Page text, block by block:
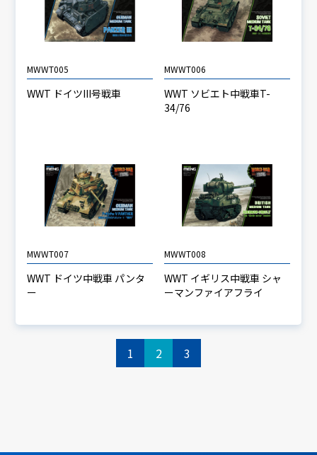
MWWT005
WWT ドイツIII号戦車
MWWT006
WWT ソビエト中戦車T-
34/76
MWWT007
WWT ドイツ中戦車 パンタ
ー
MWWT008
WWT イギリス中戦車 シャ
ーマンファイアフライ
1 2 3